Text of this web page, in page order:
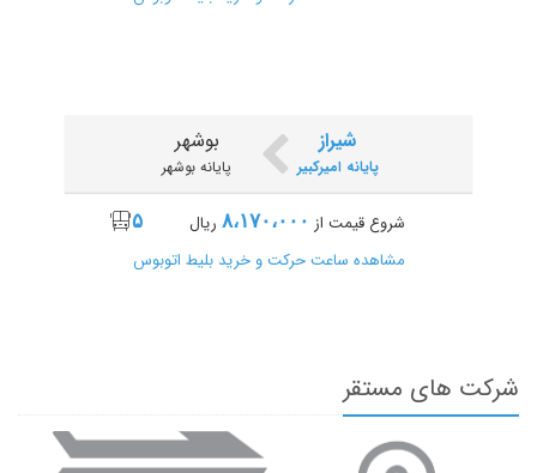
بوشهر تهران
مشاهده ساعت حرکت و خرید بلیط اتوبوس
شیراز
پایانه امیرکبیر
بوشهر
پایانه بوشهر
شروع قیمت از ۸،۱۷۰،۰۰۰ ریال ۵
مشاهده ساعت حرکت و خرید بلیط اتوبوس
شرکت های مستقر